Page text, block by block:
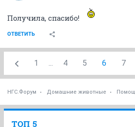
Получила, спасибо!
ОТВЕТИТЬ
1 ... 4 5 6 7
НГС.Форум Домашние животные
ТОП 5